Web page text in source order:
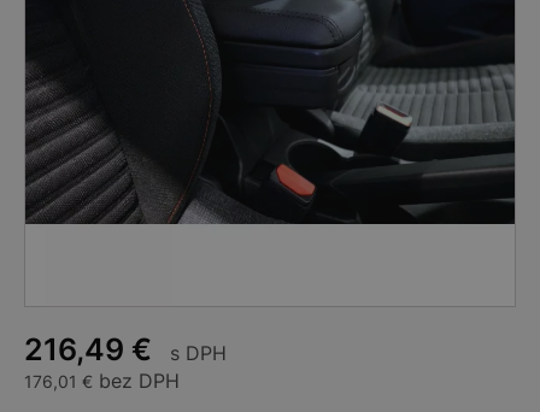
216,49 € s DPH
176,01 € bez DPH